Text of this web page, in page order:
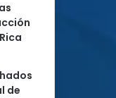
de